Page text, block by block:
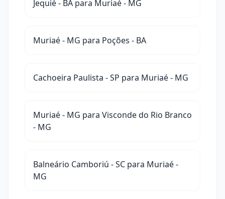
Jequié - BA para Muriaé - MG
Muriaé - MG para Poções - BA
Cachoeira Paulista - SP para Muriaé - MG
Muriaé - MG para Visconde do Rio Branco
- MG
Balneário Camboriú - SC para Muriaé -
MG